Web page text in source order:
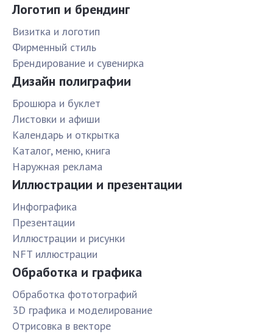
Логотип и брендинг
Визитка и логотип
Фирменный стиль
Брендирование и сувенирка
Дизайн полиграфии
Брошюра и буклет
Листовки и афиши
Календарь и открытка
Каталог, меню, книга
Наружная реклама
Иллюстрации и презентации
Инфографика
Презентации
Иллюстрации и рисунки
NFT иллюстрации
Обработка и графика
Обработка фототографий
3D графика и моделирование
Отрисовка в векторе